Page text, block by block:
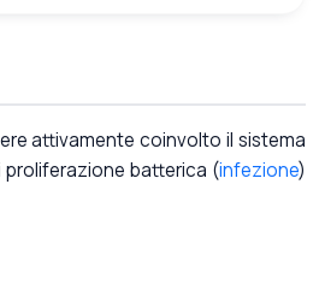
attivamente coinvolto il sistema
batterica (infezione)